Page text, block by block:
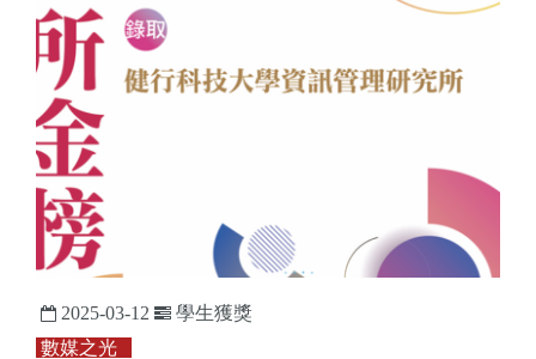
2025-03-12
學生獲獎
數媒之光